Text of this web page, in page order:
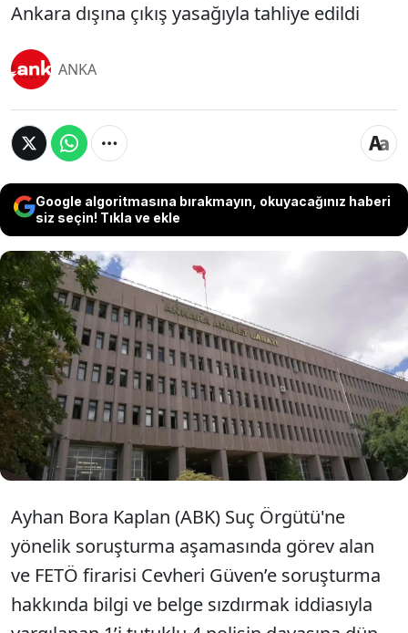
Ankara dışına çıkış yasağıyla tahliye edildi
ANKA
Google algoritmasına bırakmayın, okuyacağınız haberi
siz seçin! Tıkla ve ekle
ABK soruşturmasını yürüten polislerin FETÖ
firarisi Cevheri Güven’e bilgi ve belge aktarıldığı
iddiasıyla yargılandıkları davadamahkeme
kararını açıkladı. Üç üst düzey eski emniyet
yöneticisi beraat ederken, polis memuru Serkan
Dinçer’e 6 yıl 10 ay hapis cezası verildi. Dinçer, yurt
dışı değil Ankara dışına çıkış yasağıyla tahliye
edildi
Ayhan Bora Kaplan (ABK) Suç Örgütü'ne
yönelik soruşturma aşamasında görev alan
ve FETÖ firarisi Cevheri Güven’e soruşturma
hakkında bilgi ve belge sızdırmak iddiasıyla